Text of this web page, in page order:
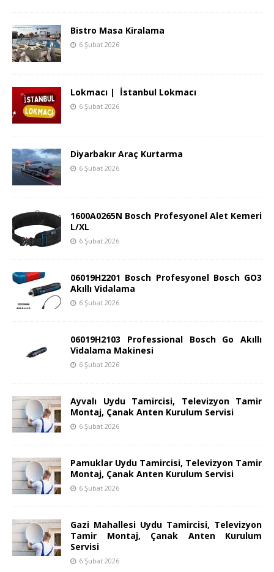
Bistro Masa Kiralama
6 Şubat 2026
Lokmacı | İstanbul Lokmacı
6 Şubat 2026
Diyarbakır Araç Kurtarma
6 Şubat 2026
1600A0265N Bosch Profesyonel Alet Kemeri
L/XL
6 Şubat 2026
06019H2201 Bosch Profesyonel Bosch GO3
Akıllı Vidalama
6 Şubat 2026
06019H2103 Professional Bosch Go Akıllı
Vidalama Makinesi
6 Şubat 2026
Ayvalı Uydu Tamircisi, Televizyon Tamir
Montaj, Çanak Anten Kurulum Servisi
6 Şubat 2026
Pamuklar Uydu Tamircisi, Televizyon Tamir
Montaj, Çanak Anten Kurulum Servisi
6 Şubat 2026
Gazi Mahallesi Uydu Tamircisi, Televizyon
Tamir Montaj, Çanak Anten Kurulum
Servisi
6 Şubat 2026